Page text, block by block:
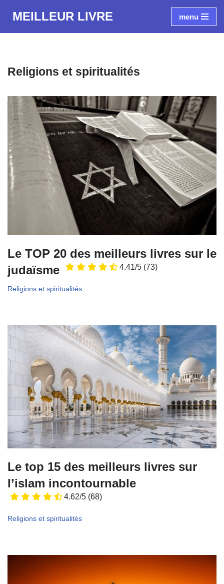
MEILLEUR LIVRE menu
Religions et spiritualités
Le TOP 20 des meilleurs livres sur le
judaïsme
4.41/5 (73)
Religions et spiritualités
Le top 15 des meilleurs livres sur
l’islam incontournable
4.62/5 (68)
Religions et spiritualités